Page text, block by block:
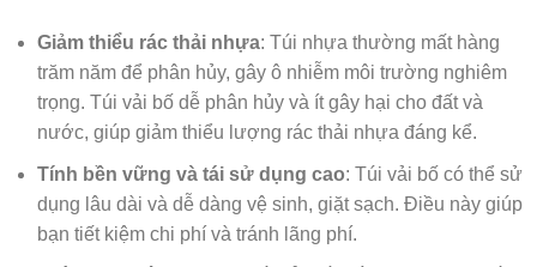
Giảm thiểu rác thải nhựa: Túi nhựa thường mất hàng
trăm năm để phân hủy, gây ô nhiễm môi trường nghiêm
trọng. Túi vải bố dễ phân hủy và ít gây hại cho đất và
nước, giúp giảm thiểu lượng rác thải nhựa đáng kể.
Tính bền vững và tái sử dụng cao: Túi vải bố có thể sử
dụng lâu dài và dễ dàng vệ sinh, giặt sạch. Điều này giúp
bạn tiết kiệm chi phí và tránh lãng phí.